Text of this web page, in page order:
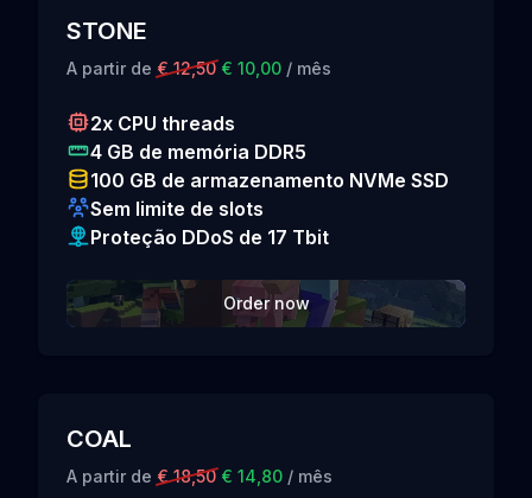
STONE
A partir de € 12,50 € 10,00 / mês
2x CPU threads
4 GB de memória DDR5
100 GB de armazenamento NVMe SSD
Sem limite de slots
Proteção DDoS de 17 Tbit
Order now
COAL
A partir de € 18,50 € 14,80 / mês